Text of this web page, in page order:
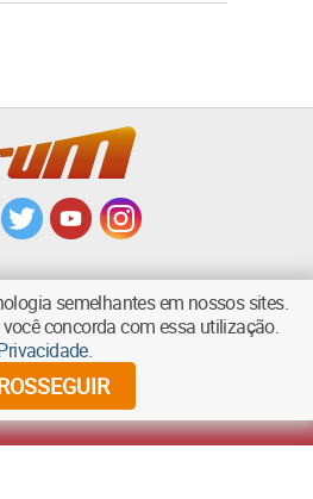
AO TOPO
- Todos os direitos reservados
semelhantes em nossos sites.
concorda com essa utilização.
.